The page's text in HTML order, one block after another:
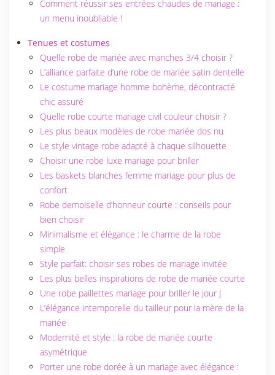
Comment réussir ses entrées chaudes de mariage :
un menu inoubliable !
Tenues et costumes
Quelle robe de mariée avec manches 3/4 choisir ?
L’alliance parfaite d’une robe de mariée satin dentelle
Le costume mariage homme bohème, décontracté
chic assuré
Quelle robe courte mariage civil couleur choisir ?
Les plus beaux modèles de robe mariée dos nu
Le style vintage robe adapté à chaque silhouette
Choisir une robe luxe mariage pour briller
Les baskets blanches femme mariage pour plus de
confort
Robe demoiselle d’honneur courte : conseils pour
bien choisir
Minimalisme et élégance : le charme de la robe
simple
Style parfait: choisir ses robes de mariage invitée
Les plus belles inspirations de robe de mariée courte
Une robe paillettes mariage pour briller le jour J
L’élégance intemporelle du tailleur pour la mère de la
mariée
Modernité et style : la robe de mariée courte
asymétrique
Porter une robe dorée à un mariage avec élégance :